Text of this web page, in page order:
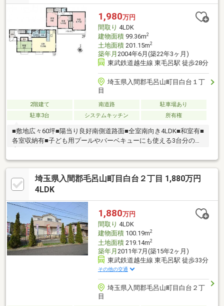
1,980万円
間取り 4LDK
建物面積99.36m2
土地面積201.15m2
築年月 2004年6月(築22年3ヶ月)
東武鉄道越生線 東毛呂駅 徒歩28分
埼玉県入間郡毛呂山町目白台１丁
目
2階建て 南道路
駐車場あり
駐車3台
システムキッチン 所有権
■敷地広々60坪■陽当り良好南側道路面■全室南向き4LDK■和室有■
各室収納有■子ども用プールやバーベキューにも使える3台分の駐
埼玉県入間郡毛呂山町目白台２丁目 1,880万円
4LDK
1,880万円
間取り 4LDK
建物面積100.19m2
土地面積219.14m2
築年月 2011年7月(築15年2ヶ月)
東武鉄道越生線 東毛呂駅 徒歩33分
その他の交通
埼玉県入間郡毛呂山町目白台２丁
目